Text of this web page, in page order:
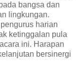
bangsa dan
lingkungan.
harian
ketinggalan pula
ini. Harapan
bersinergi